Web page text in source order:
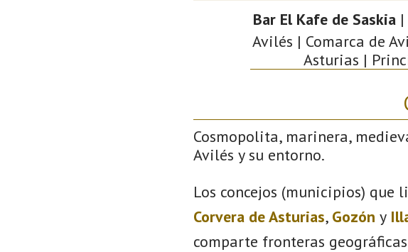
Bar El Kafe de Saskia|
Avilés | Comarca de
Asturias |
Cosmopolita, marinera,
Avilés y su entorno.
Los concejos (municipios) que
Corvera de Asturias, Gozón y
comparte fronteras